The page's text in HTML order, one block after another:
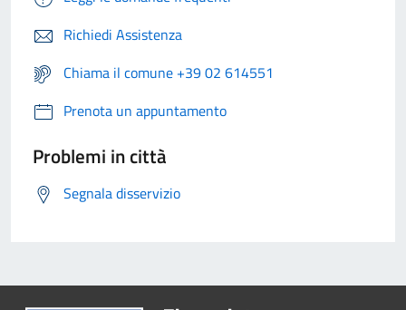
Richiedi Assistenza
Chiama il comune +39 02 614551
Prenota un appuntamento
Problemi in città
Segnala disservizio